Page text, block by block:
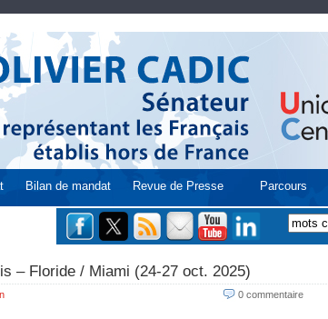
Bilan de mandat Revue de Presse Parcours
– Floride / Miami (24-27 oct. 2025)
0 commentaire